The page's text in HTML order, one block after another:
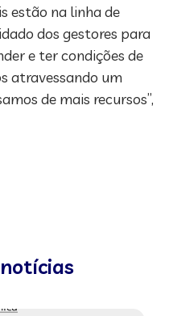
estão na linha de
dos gestores para
e ter condições de
atravessando um
de mais recursos”,